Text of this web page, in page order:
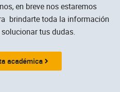
en breve nos estaremos
brindarte toda la información
tus dudas.
académica